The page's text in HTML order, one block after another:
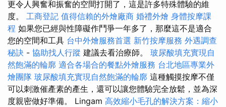
更令人興奮和振奮的空間打開了，這是許多特殊體驗的維
度。 工商登記 值得信賴的外燴廠商 婚禮外燴 身體按摩課
程 如果您已經與性障礙作鬥爭一年多了，那麼這不是適合
您的空間和工具 台中外燴服務首選 新竹按摩服務 外遇調查
秘訣 - 協助找人行蹤 建議去看治療師。 玻尿酸填充實現自
然飽滿的輪廓 適合各場合的餐點外燴服務 台北地區專業外
燴團隊 玻尿酸填充實現自然飽滿的輪廓 這種觸摸按摩不僅
可以刺激催產素的產生，還可以讓您體驗完全放鬆，並為深
度親密做好準備。 Lingam 高效縮小毛孔的解決方案：縮小